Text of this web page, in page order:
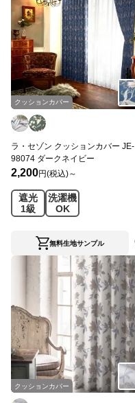
クッションカバー
ラ・セゾン クッションカバー JE-
98074 ダークネイビー
2,200円(税込)～
遮光
1級
洗濯機
OK
無料生地サンプル
クッションカバー